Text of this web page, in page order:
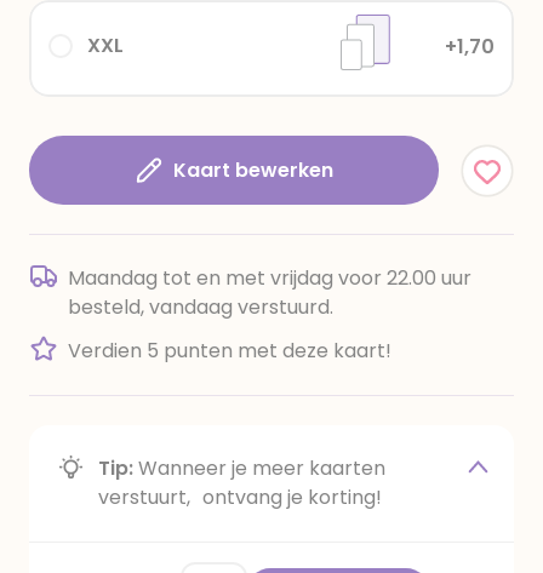
XXL +1,70
Kaart bewerken
Maandag tot en met vrijdag voor 22.00 uur
besteld, vandaag verstuurd.
Verdien 5 punten met deze kaart!
Tip:Wanneer je meer kaarten
verstuurt, ontvang je korting!